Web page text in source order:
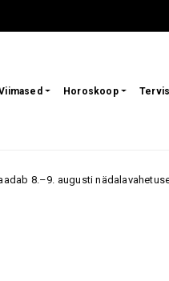
Horoskoop Tervis
nädalavahetusel eriline õnn